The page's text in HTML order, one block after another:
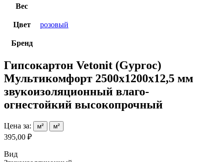
Вес
Цвет розовый
Бренд
Гипсокартон Vetonit (Gyproc)
Мультикомфорт 2500х1200х12,5 мм
звукоизоляционный влаго-
огнестойкий высокопрочный
Цена за: м² м²
395,00 ₽
Вид